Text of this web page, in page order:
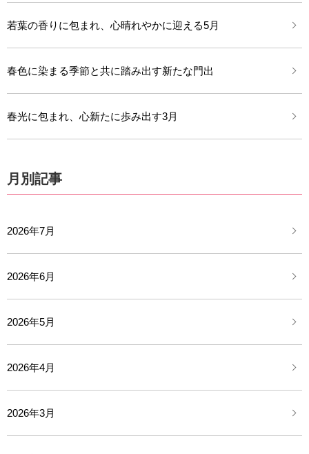
若葉の香りに包まれ、心晴れやかに迎える5月
春色に染まる季節と共に踏み出す新たな門出
春光に包まれ、心新たに歩み出す3月
月別記事
2026年7月
2026年6月
2026年5月
2026年4月
2026年3月